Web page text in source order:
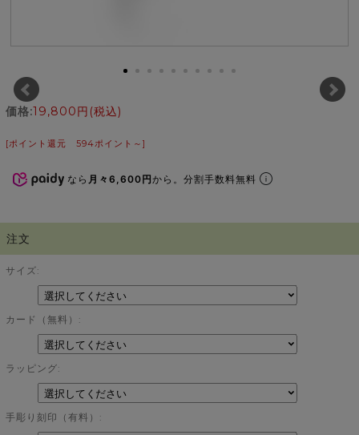
価格:19,800円 (税込)
[ポイント還元 594ポイント～]
なら 月々6,600円から。分割手数料無料
注文
サイズ:
カード（無料）:
ラッピング:
手彫り刻印（有料）: